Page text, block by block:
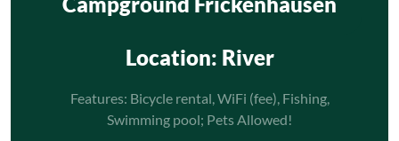
Location: River
Features: Bicycle rental, WiFi (fee), Fishing,
Swimming pool; Pets Allowed!